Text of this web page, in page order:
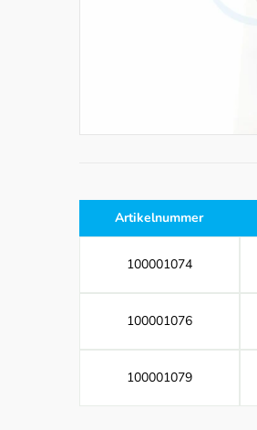
Artikelnummer
100001074
100001076
100001079